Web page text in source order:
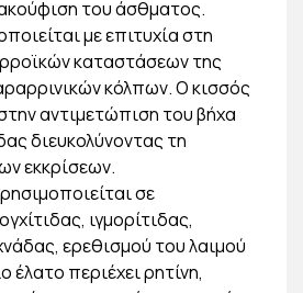
του άσθματος.
με επιτυχία στη
καταστάσεων της
κόλπων. Ο κισσός
αντιμετώπιση του βήχα
διευκολύνοντας τη
εκκρίσεων.
σε
ιγμορίτιδας,
ερεθισμού του λαιμού
έλατο περιέχει ρητίνη,